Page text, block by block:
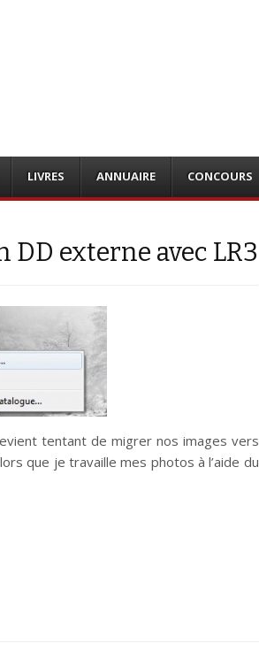
LIVRES ANNUAIRE CONCOURS
externe avec LR3
tentant de migrer nos images vers
que je travaille mes photos à l’aide du